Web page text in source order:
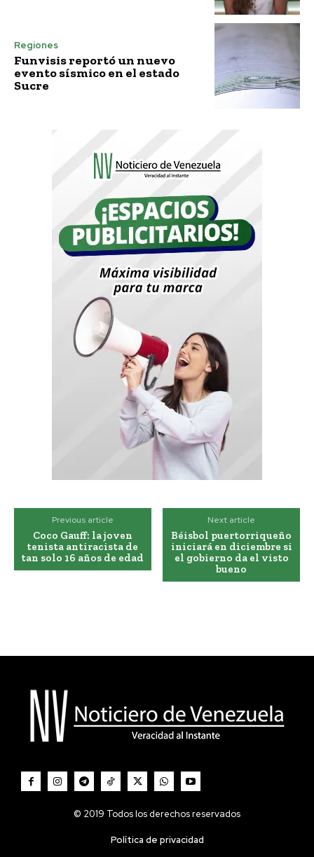
Regiones
Funvisis reportó un nuevo
evento sísmico en el estado
Sucre
Previous article
Coco Gauff: la joven
tenista antiracista de
tan solo 16 años de edad
Next article
Béisbol puertorriqueño
iniciará en diciembre si
el gobierno da el visto
bueno
© 2019 Todos los derechos reservados
Política de privacidad